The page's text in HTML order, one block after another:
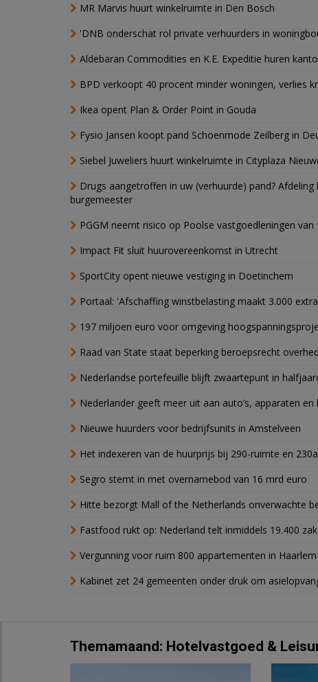
MR Marvis huurt winkelruimte in Den Bosch
'DNB onderschat rol private verhuurders in
Aldebaran Commodities en K.E. Expeditie huren
BPD verkoopt 40 procent minder woningen, verlies
Ikea opent Plan & Order Point in Gouda
Fysio Jansen koopt pand Schoenmode Zeilberg in
Siebel Juweliers huurt winkelruimte in Cityplaza
Drugs aangetroffen in uw (verhuurde) pand?
burgemeester
PGGM neemt risico op Poolse vastgoedleningen
Impact Fit sluit huurovereenkomst in Utrecht
SportCity opent nieuwe vestiging in Doetinchem
Portaal: 'Afschaffing winstbelasting maakt 3.000
197 miljoen euro voor omgeving
Raad van State staat beperking beroepsrecht
Nederlandse portefeuille blijft zwaartepunt in
Nederlander geeft meer uit aan auto’s, apparaten en
Nieuwe huurders voor bedrijfsunits in Amstelveen
Het indexeren van de huurprijs bij 290-ruimte en
Segro stemt in met overnamebod van 16 mrd euro
Hitte bezorgt Mall of the Netherlands onverwachte
Fastfood rukt op: Nederland telt inmiddels 19.400
Vergunning voor ruim 800 appartementen in
Kabinet zet 24 gemeenten onder druk om
Themamaand: Hotelvastgoed &